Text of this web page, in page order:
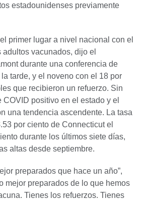
estadounidenses previamente
primer lugar a nivel nacional con el
vacunados, dijo el
durante una conferencia de
tarde, y el noveno con el 18 por
que recibieron un refuerzo. Sin
COVID positivo en el estado y el
una tendencia ascendente. La tasa
por ciento de Connecticut el
durante los últimos siete días,
altas desde septiembre.
preparados que hace un año”,
mejor preparados de lo que hemos
Tienes los refuerzos. Tienes